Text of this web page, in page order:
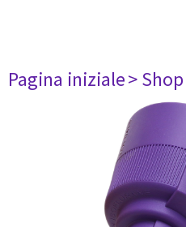
Pagina iniziale> Shop